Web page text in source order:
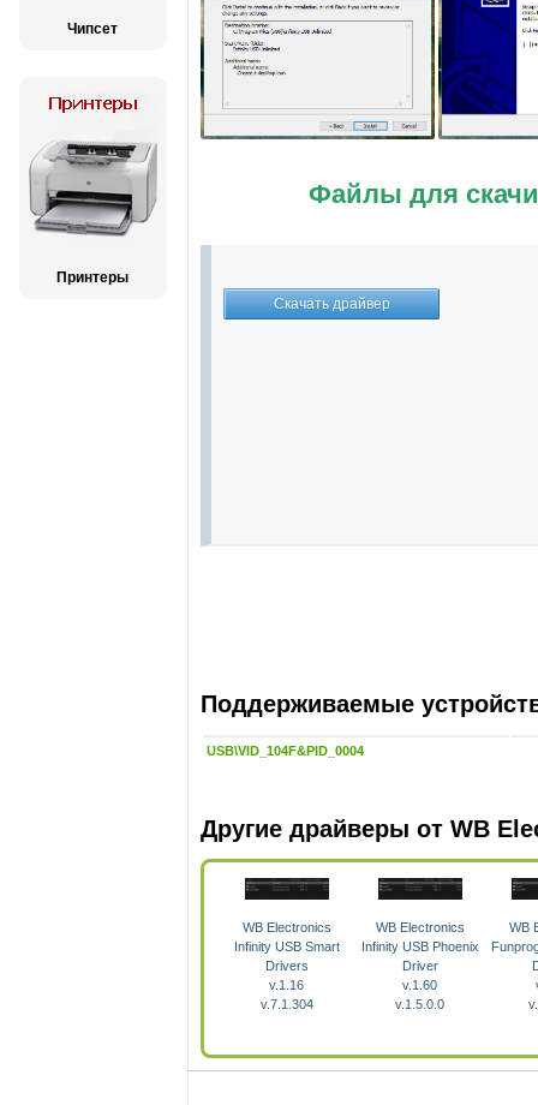
Чипсет
Принтеры
Файлы для
Поддерживаемые
USB\VID_104F&PID_0004
Другие драйверы от WB
WB Electronics
Infinity USB Smart
Drivers
v.1.16
v.7.1.304
WB Electronics
Infinity USB Phoenix
Driver
v.1.60
v.1.5.0.0
WB